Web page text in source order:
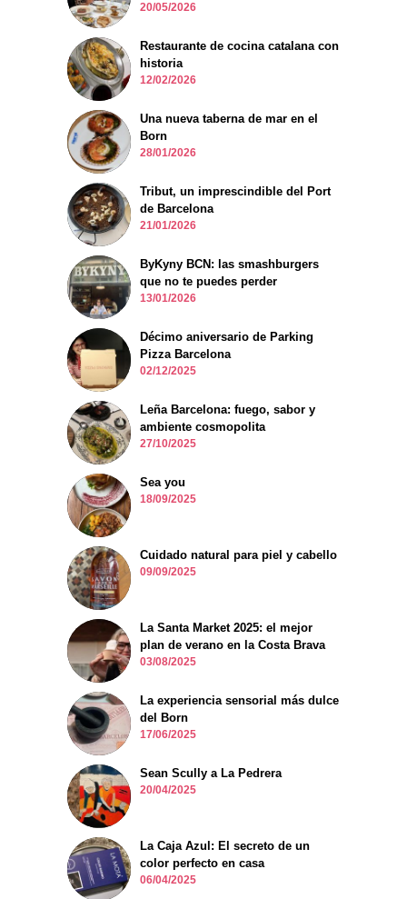
20/05/2026
Restaurante de cocina catalana con
historia
12/02/2026
Una nueva taberna de mar en el
Born
28/01/2026
Tribut, un imprescindible del Port
de Barcelona
21/01/2026
ByKyny BCN: las smashburgers
que no te puedes perder
13/01/2026
Décimo aniversario de Parking
Pizza Barcelona
02/12/2025
Leña Barcelona: fuego, sabor y
ambiente cosmopolita
27/10/2025
Sea you
18/09/2025
Cuidado natural para piel y cabello
09/09/2025
La Santa Market 2025: el mejor
plan de verano en la Costa Brava
03/08/2025
La experiencia sensorial más dulce
del Born
17/06/2025
Sean Scully a La Pedrera
20/04/2025
La Caja Azul: El secreto de un
color perfecto en casa
06/04/2025